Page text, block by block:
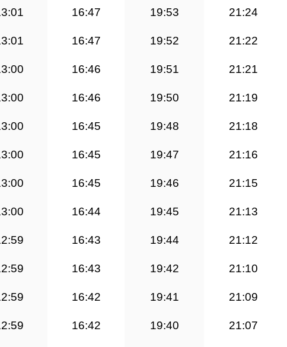
16:47 19:53 21:24
16:47 19:52 21:22
16:46 19:51 21:21
16:46 19:50 21:19
16:45 19:48 21:18
16:45 19:47 21:16
16:45 19:46 21:15
16:44 19:45 21:13
16:43 19:44 21:12
16:43 19:42 21:10
16:42 19:41 21:09
16:42 19:40 21:07